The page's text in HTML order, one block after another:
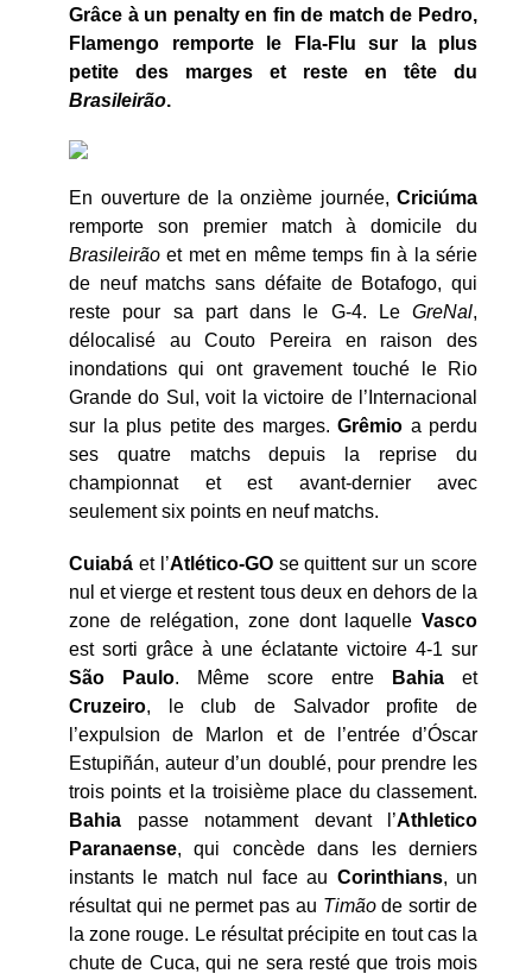
Grâce à un penalty en fin de match de Pedro,
Flamengo remporte le Fla-Flu sur la plus
petite des marges et reste en tête du
Brasileirão.
En ouverture de la onzième journée, Criciúma
remporte son premier match à domicile du
Brasileirão et met en même temps fin à la série
de neuf matchs sans défaite de Botafogo, qui
reste pour sa part dans le G-4. Le GreNal,
délocalisé au Couto Pereira en raison des
inondations qui ont gravement touché le Rio
Grande do Sul, voit la victoire de l’Internacional
sur la plus petite des marges. Grêmio a perdu
ses quatre matchs depuis la reprise du
championnat et est avant-dernier avec
seulement six points en neuf matchs.
Cuiabá et l’Atlético-GOse quittent sur un score
nul et vierge et restent tous deux en dehors de la
zone de relégation, zone dont laquelle Vasco
est sorti grâce à une éclatante victoire 4-1 sur
São Paulo. Même score entre Bahia et
Cruzeiro, le club de Salvador profite de
l’expulsion de Marlon et de l’entrée d’Óscar
Estupiñán, auteur d’un doublé, pour prendre les
trois points et la troisième place du classement.
Bahia passe notamment devant l’Athletico
Paranaense, qui concède dans les derniers
instants le match nul face au Corinthians, un
résultat qui ne permet pas au Timãode sortir de
la zone rouge. Le résultat précipite en tout cas la
chute de Cuca, qui ne sera resté que trois mois